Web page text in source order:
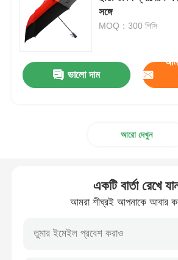
হেঁটে বেড়ানো ছাতা
কমপ্যাক্ট ছাতা
স্বয়ংক্রিয়ভাবে খোলা ছাতা
বিপরীতমুখী ছাতা
সঙ্গে
MOQ：300 পিসি
ভালো দাম
আরো দেখুন
একটি বার্তা রেখে
আমরা শীঘ্রই আপনাকে আবার